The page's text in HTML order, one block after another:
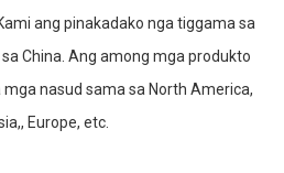
ang pinakadako nga tiggama sa
China. Ang among mga produkto
nasud sama sa North America,
Europe, etc.